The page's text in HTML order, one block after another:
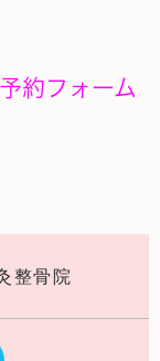
約フォーム
整骨院